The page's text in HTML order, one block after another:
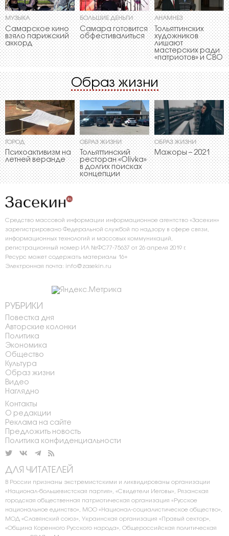
МУЗЫКА
Самарское кино
взяло парижский
аккорд
БОЛЬШИЕ ДЕНЬГИ
Самара готовится
обфестивалиться
АНАМНЕЗ
Тольяттинских
художников
лишают
мастерских ради
«патриотов» и СВО
Образ жизни
ГОРОД
Психоактивизм на
летней веранде
ОБРАЗ ЖИЗНИ
Тольяттинский
ресторан «Olivka»
в долгих поисках
концепции
ОБРАЗ ЖИЗНИ
Мажоры – 2021
Средство массовой информации информационное агентство «Засекин»
зарегистрировано Федеральной службой по надзору в сфере связи,
информационных технологий и массовых коммуникаций,
регистрационный номер ИА №ФС77-75637 от 26 апреля 2019 г.
Ресурс может содержать материалы 16+
Электронная почта: info@zasekin.ru
РУБРИКИ
Повестка дня
Авторские колонки
Политика
Экономика
Общество
Культура
Образ жизни
Видео
Наглядно
Контакты
О редакции
Реклама на сайте
Предложить новость
Политика конфиденциальности
ДЛЯ ЧИТАТЕЛЕЙ
В России признаны экстремистскими и ликвидированы организации
«Национал-большевистская партия», «Свидетели Иеговы», Рязанская
городская общественная патриотическая организация «Русское
национальное единство», МОО «Национал-социалистическое общество»,
МОД «Славянский союз», Украинская организация «Правый сектор»,
«Община Коренного Русского народа», Общероссийская политическая